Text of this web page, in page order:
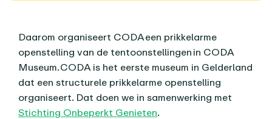
Over dit agenda-item
Daarom organiseert CODA een prikkelarme
openstelling van de tentoonstellingen in CODA
Museum. CODA is het eerste museum in Gelderland
dat een structurele prikkelarme openstelling
organiseert. Dat doen we in samenwerking met
Stichting Onbeperkt Genieten.